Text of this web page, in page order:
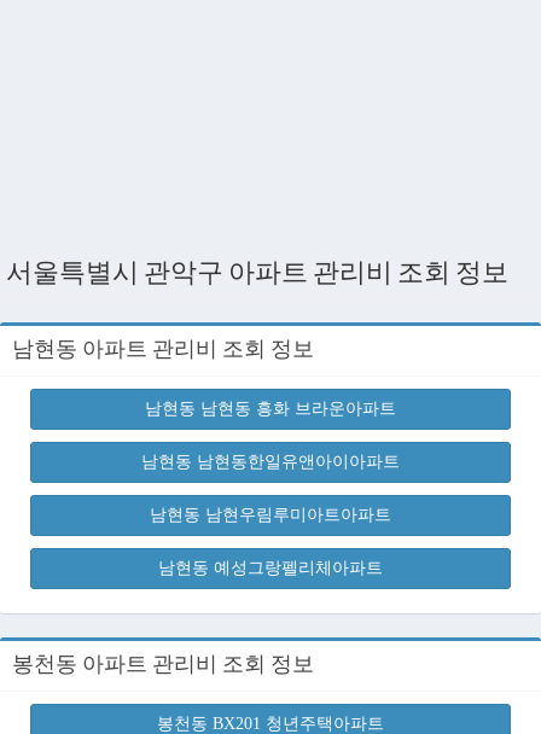
서울특별시 관악구 아파트 관리비 조회 정보
남현동 아파트 관리비 조회 정보
남현동 남현동 흥화 브라운아파트
남현동 남현동한일유앤아이아파트
남현동 남현우림루미아트아파트
남현동 예성그랑펠리체아파트
봉천동 아파트 관리비 조회 정보
봉천동 BX201 청년주택아파트